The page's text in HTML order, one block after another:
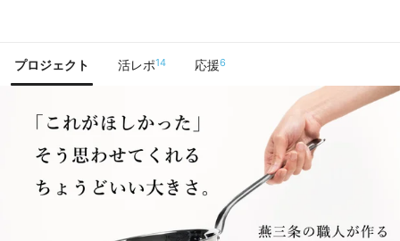
プロジェクト 活レポ14 応援6